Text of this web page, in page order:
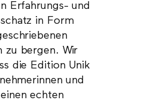
Erfahrungs- und
in Form
zu bergen. Wir
die Edition Unik
und
echten